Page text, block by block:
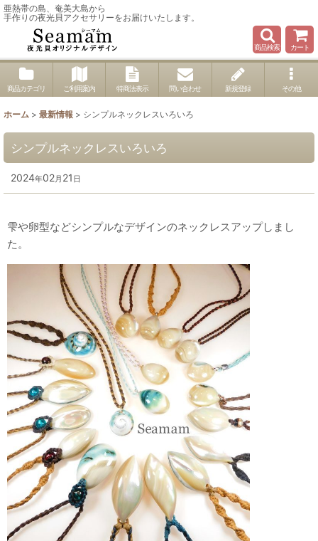
亜熱帯の島、奄美大島から
手作りの夜光貝アクセサリーをお届けいたします。
商品検索 カート
商品カテゴリ ご利用案内 特商法表示 問い合わせ 新規登録 その他
ホーム > 最新情報 > シンプルネックレスいろいろ
シンプルネックレスいろいろ
2024年02月 21 日
雫や卵型などシンプルなデザインのネックレスアップしまし
た。